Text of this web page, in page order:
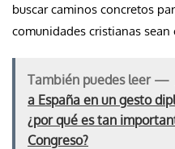
buscar caminos concretos
comunidades cristianas sean
También puedes leer —
a España en un gesto
¿por qué es tan
Congreso?